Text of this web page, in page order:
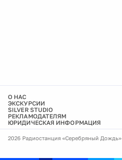
О НАС
ЭКСКУРСИИ
SILVER STUDIO
РЕКЛАМОДАТЕЛЯМ
ЮРИДИЧЕСКАЯ ИНФОРМАЦИЯ
2026 Радиостанция «Серебряный Дождь»